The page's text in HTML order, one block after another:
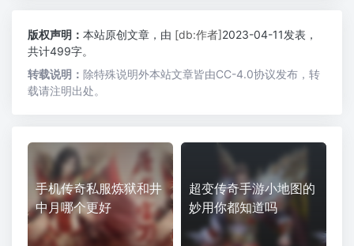
版权声明： 本站原创文章，由 [db:作者]2023-04-11发表，
共计499字。
转载说明： 除特殊说明外本站文章皆由CC-4.0协议发布，转
载请注明出处。
手机传奇私服炼狱和井
中月哪个更好
超变传奇手游小地图的
妙用你都知道吗